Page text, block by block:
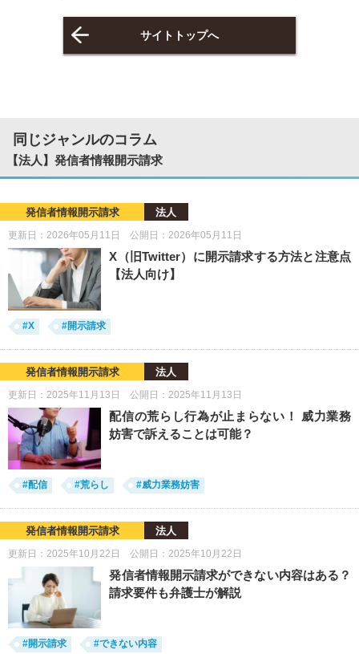
サイトトップへ
同じジャンルのコラム
【法人】発信者情報開示請求
発信者情報開示請求 法人
更新日：2026年05月11日 公開日：2026年05月11日
X（旧Twitter）に開示請求する方法と注意点
【法人向け】
#X #開示請求
発信者情報開示請求 法人
更新日：2025年11月13日 公開日：2025年11月13日
配信の荒らし行為が止まらない！ 威力業務
妨害で訴えることは可能？
#配信 #荒らし #威力業務妨害
発信者情報開示請求 法人
更新日：2025年10月22日 公開日：2025年10月22日
発信者情報開示請求ができない内容はある？
請求要件も弁護士が解説
#開示請求 #できない内容